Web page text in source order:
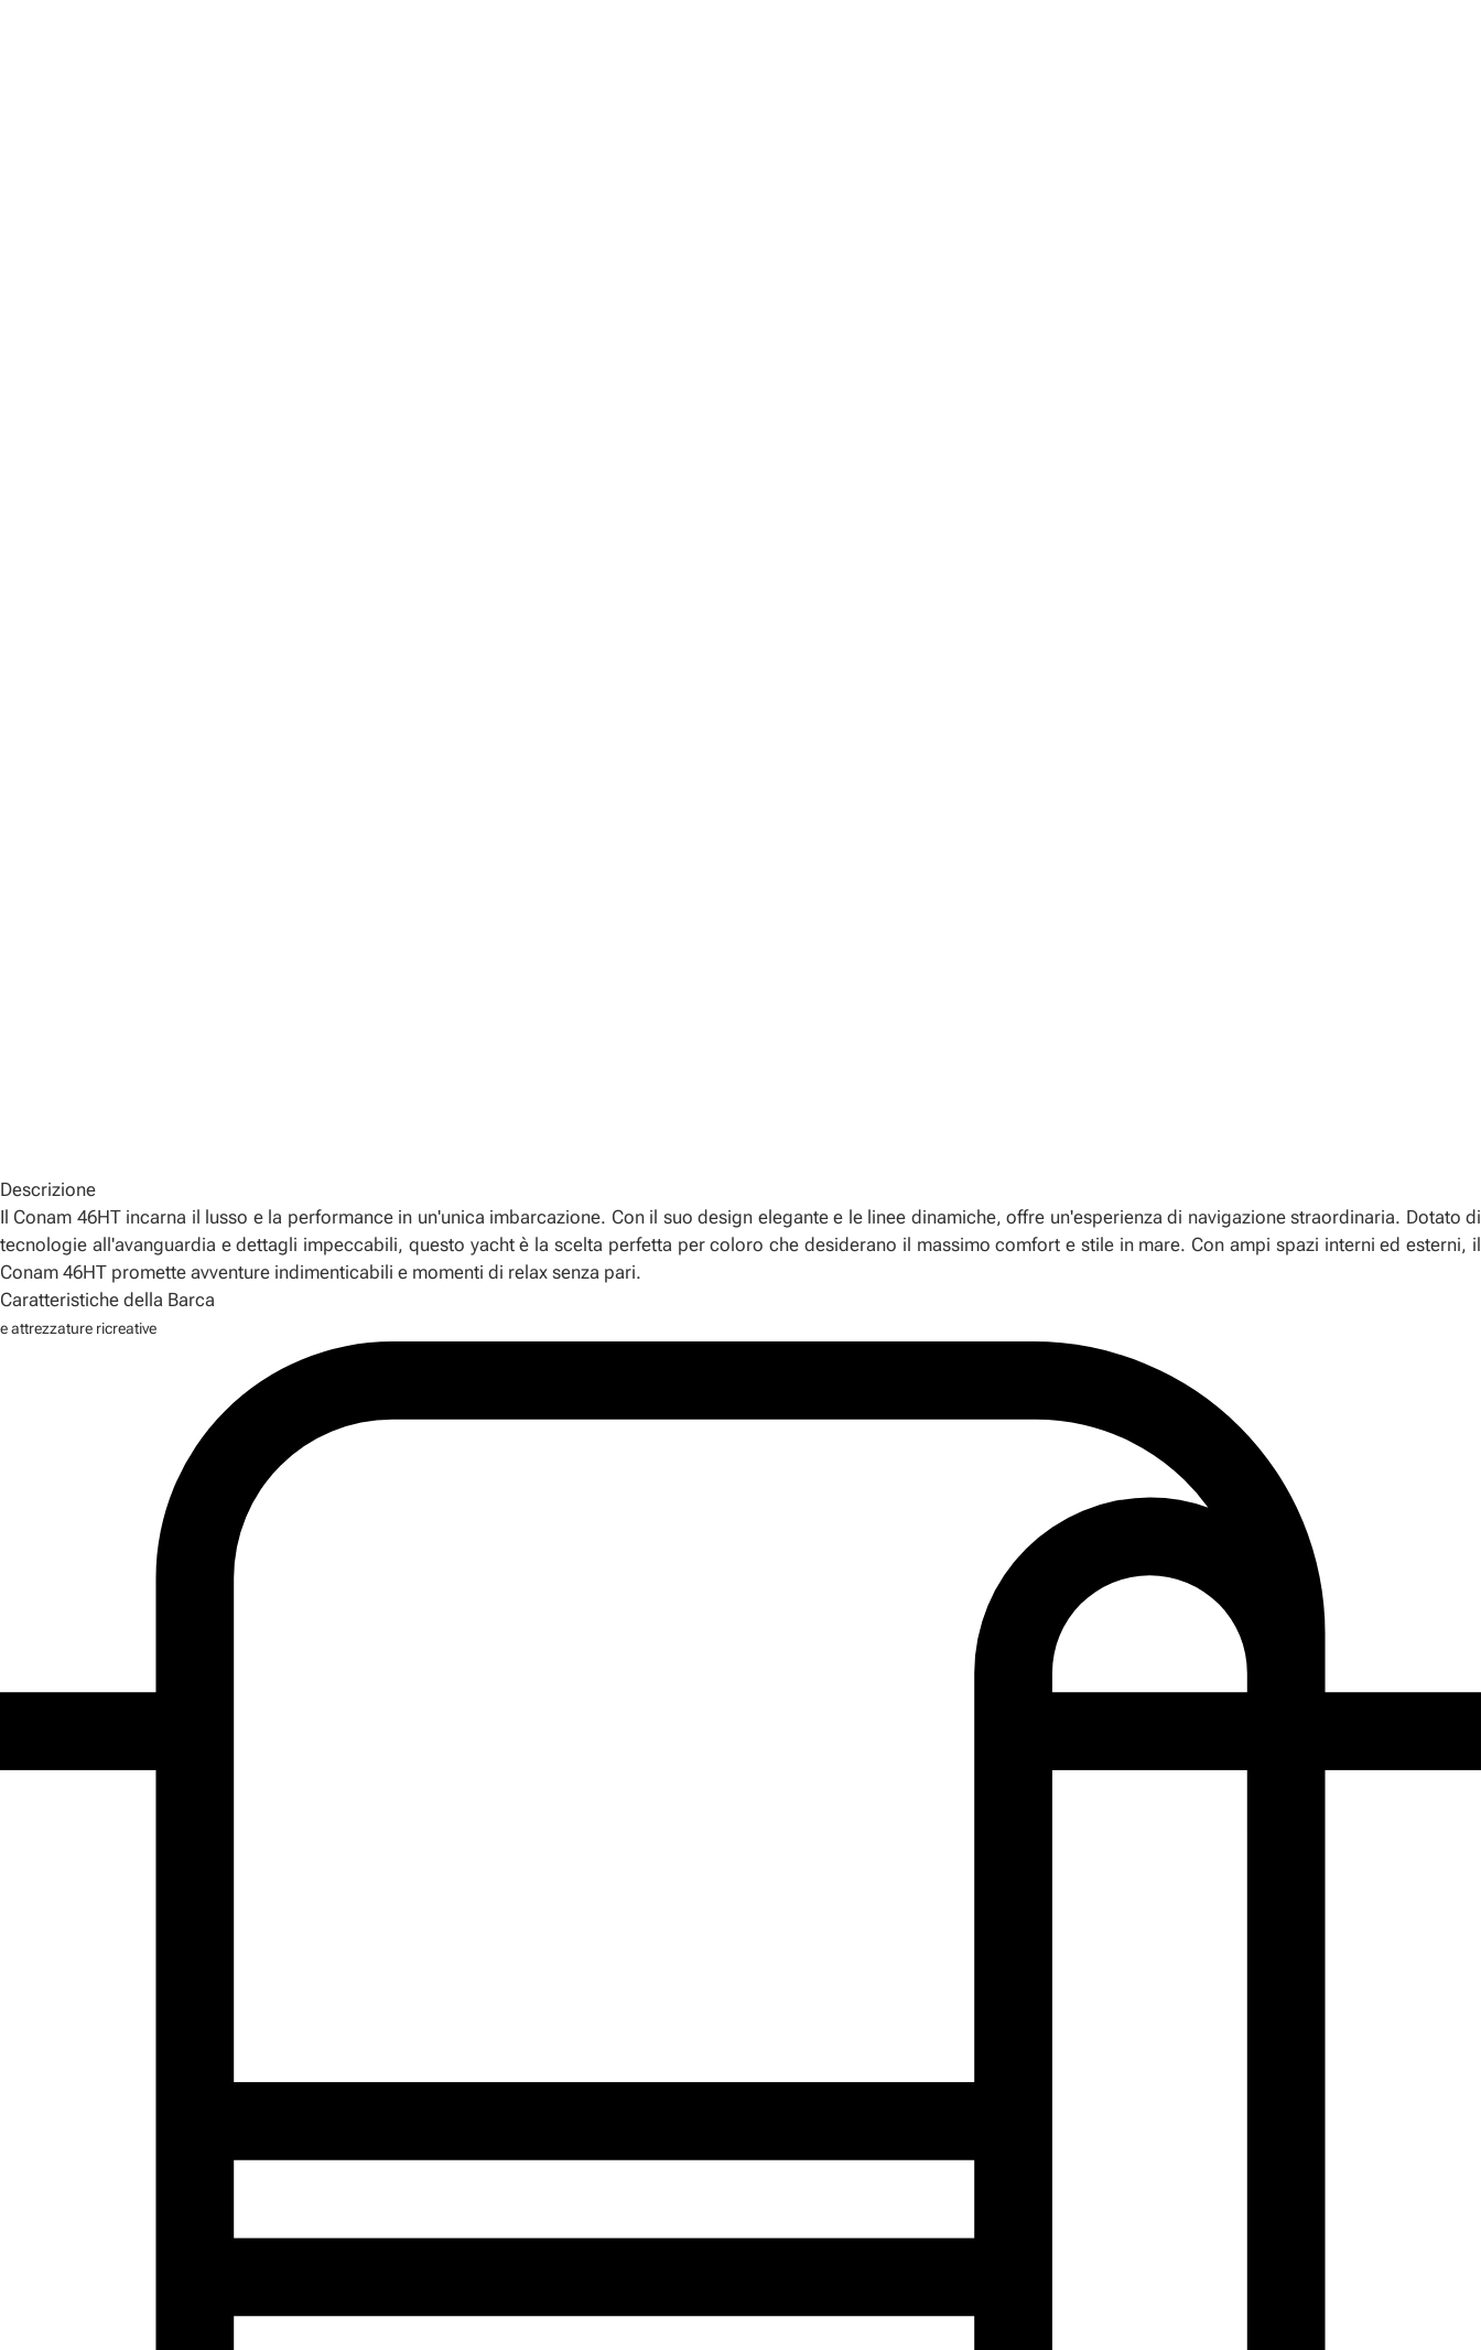
Descrizione
Il Conam 46HT incarna il lusso e la performance in un'unica imbarcazione. Con il suo design elegante e le linee dinamiche, offre un'esperienza di navigazione straordinaria. Dotato di
tecnologie all'avanguardia e dettagli impeccabili, questo yacht è la scelta perfetta per coloro che desiderano il massimo comfort e stile in mare. Con ampi spazi interni ed esterni, il
Conam 46HT promette avventure indimenticabili e momenti di relax senza pari.
Caratteristiche della Barca
e attrezzature ricreative